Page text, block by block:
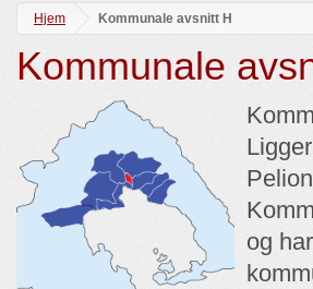
Hjem Kommunale avsnitt H
Kommunale
og